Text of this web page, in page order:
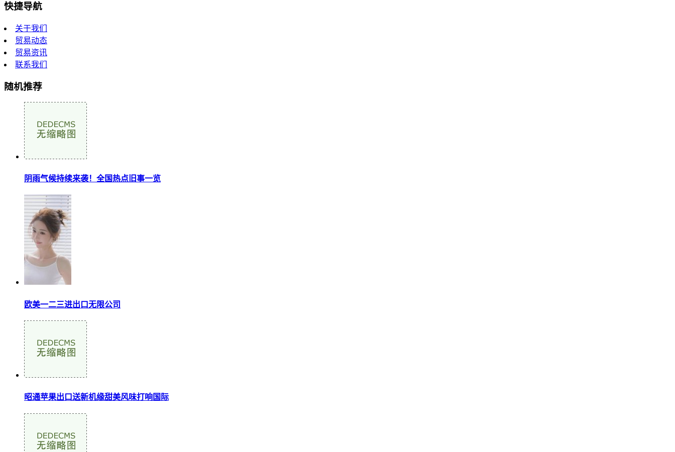
快捷导航
关于我们
贸易动态
贸易资讯
联系我们
随机推荐
阴雨气候持续来袭！全国热点旧事一览
欧美一二三进出口无限公司
昭通苹果出口送新机缘甜美风味打响国际